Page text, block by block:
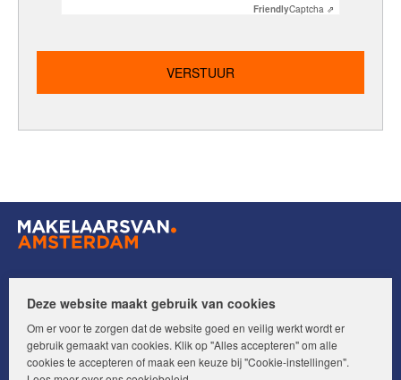
FriendlyCaptcha ⇗
Volg ons op:
Deze website maakt gebruik van cookies
Om er voor te zorgen dat de website goed en veilig werkt wordt er
gebruik gemaakt van cookies. Klik op "Alles accepteren" om alle
cookies te accepteren of maak een keuze bij "Cookie-instellingen".